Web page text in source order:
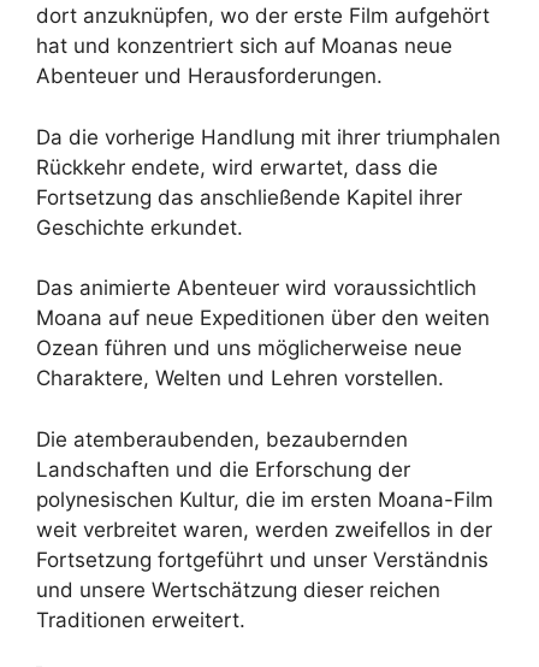
dort anzuknüpfen, wo der erste Film aufgehört
hat und konzentriert sich auf Moanas neue
Abenteuer und Herausforderungen.
Da die vorherige Handlung mit ihrer triumphalen
Rückkehr endete, wird erwartet, dass die
Fortsetzung das anschließende Kapitel ihrer
Geschichte erkundet.
Das animierte Abenteuer wird voraussichtlich
Moana auf neue Expeditionen über den weiten
Ozean führen und uns möglicherweise neue
Charaktere, Welten und Lehren vorstellen.
Die atemberaubenden, bezaubernden
Landschaften und die Erforschung der
polynesischen Kultur, die im ersten Moana-Film
weit verbreitet waren, werden zweifellos in der
Fortsetzung fortgeführt und unser Verständnis
und unsere Wertschätzung dieser reichen
Traditionen erweitert.